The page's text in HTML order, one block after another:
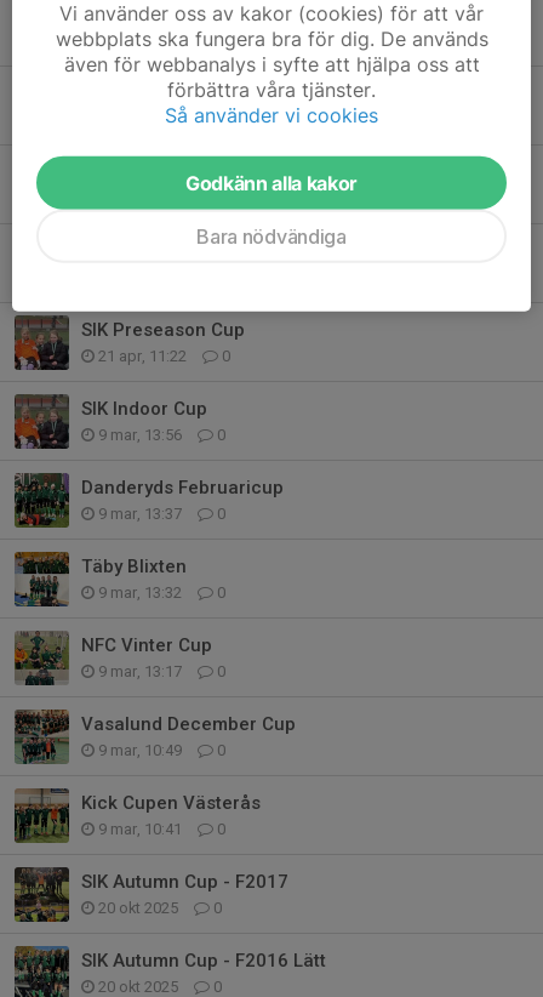
Härlig kväll på Nationalarenan!
21 apr, 11:39 0
21 apr, 11:29 0
Påskbollen Cup
Boys & Girls Spring Cup
SIK Preseason Cup
21 apr, 11:22 0
SIK Indoor Cup
9 mar, 13:56 0
Danderyds Februaricup
9 mar, 13:37 0
Täby Blixten
9 mar, 13:32 0
NFC Vinter Cup
9 mar, 13:17 0
Vasalund December Cup
9 mar, 10:49 0
Kick Cupen Västerås
9 mar, 10:41 0
SIK Autumn Cup - F2017
20 okt 2025 0
SIK Autumn Cup - F2016 Lätt
20 okt 2025 0
Vi använder oss av kakor (cookies) för att vår
webbplats ska fungera bra för dig. De används
även för webbanalys i syfte att hjälpa oss att
förbättra våra tjänster.
Så använder vi cookies
Godkänn alla kakor
Bara nödvändiga